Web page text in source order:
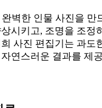
벽한 인물 사진을 만
시키고, 조명을 조정
사진 편집기는 과도
연스러운 결과를 제